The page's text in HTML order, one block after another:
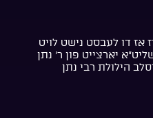
אז דו לעבסט נישט לויט
יארצייט פון ר’ נתן
הילולת רבי נתן